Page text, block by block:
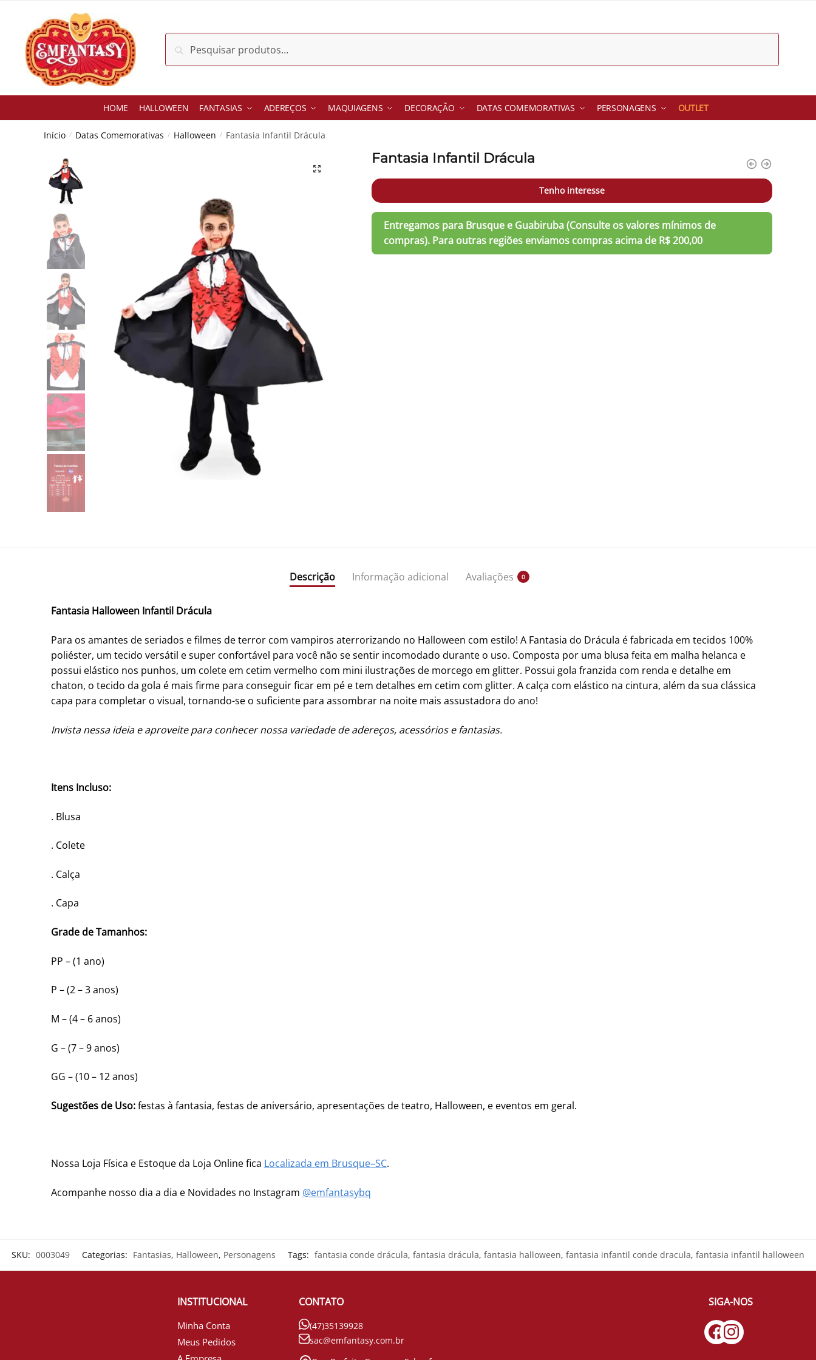
navigation
content
Pesquisar
por:
Pesquisar
HOME HALLOWEEN FANTASIAS ADEREÇOS MAQUIAGENS DECORAÇÃO DATAS COMEMORATIVAS PERSONAGENS OUTLET
Início / Datas Comemorativas / Halloween / Fantasia Infantil Drácula
Fantasia Infantil Drácula
Tenho interesse
Descrição Informação adicional Avaliações 0
Fantasia Halloween Infantil Drácula
Para os amantes de seriados e filmes de terror com vampiros aterrorizando no Halloween com estilo! A Fantasia do Drácula é fabricada em tecidos 100%
poliéster, um tecido versátil e super confortável para você não se sentir incomodado durante o uso. Composta por uma blusa feita em malha helanca e
possui elástico nos punhos, um colete em cetim vermelho com mini ilustrações de morcego em glitter. Possui gola franzida com renda e detalhe em
chaton, o tecido da gola é mais firme para conseguir ficar em pé e tem detalhes em cetim com glitter. A calça com elástico na cintura, além da sua clássica
capa para completar o visual, tornando-se o suficiente para assombrar na noite mais assustadora do ano!
Invista nessa ideia e aproveite para conhecer nossa variedade de adereços, acessórios e fantasias.
Itens Incluso:
. Blusa
. Colete
. Calça
. Capa
Grade de Tamanhos:
PP – (1 ano)
P – (2 – 3 anos)
M – (4 – 6 anos)
G – (7 – 9 anos)
GG – (10 – 12 anos)
Sugestões de Uso:festas à fantasia, festas de aniversário, apresentações de teatro, Halloween, e eventos em geral.
Nossa Loja Física e Estoque da Loja Online fica Localizada em Brusque–SC.
Acompanhe nosso dia a dia e Novidades no Instagram @emfantasybq
SKU: 0003049 Categorias: Fantasias, Halloween, Personagens Tags: fantasia conde drácula, fantasia drácula, fantasia halloween, fantasia infantil conde dracula, fantasia infantil halloween
INSTITUCIONAL
Minha Conta
Meus Pedidos
CONTATO
(47)35139928
sac@emfantasy.com.br
SIGA-NOS